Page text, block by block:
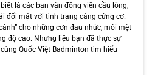
là các bạn vận động viên cầu lông,
đối mặt với tình trạng căng cứng cơ.
cho những cơn đau nhức, mỏi mệt
độ cao. Nhưng liệu bạn đã thực sự
Quốc Việt Badminton tìm hiểu